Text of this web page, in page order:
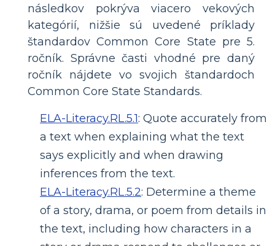
následkov pokrýva viacero vekových
kategórií, nižšie sú uvedené príklady
štandardov Common Core State pre 5.
ročník. Správne časti vhodné pre daný
ročník nájdete vo svojich štandardoch
Common Core State Standards.
ELA-Literacy.RL.5.1: Quote accurately from
a text when explaining what the text
says explicitly and when drawing
inferences from the text.
ELA-Literacy.RL.5.2: Determine a theme
of a story, drama, or poem from details in
the text, including how characters in a